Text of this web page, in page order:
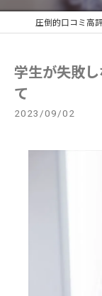
学生が失敗
て
2023/09/02